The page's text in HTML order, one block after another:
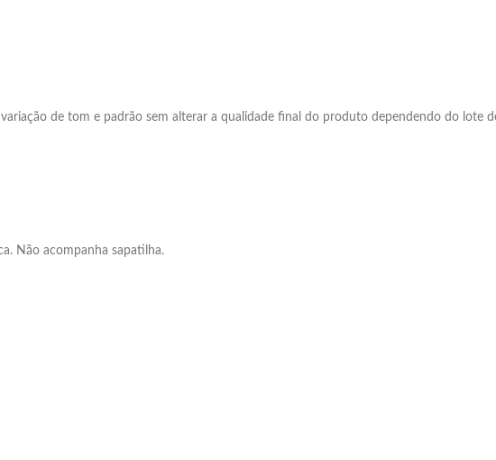
de tom e padrão sem alterar a qualidade final do produto dependendo do lote
Não acompanha sapatilha.